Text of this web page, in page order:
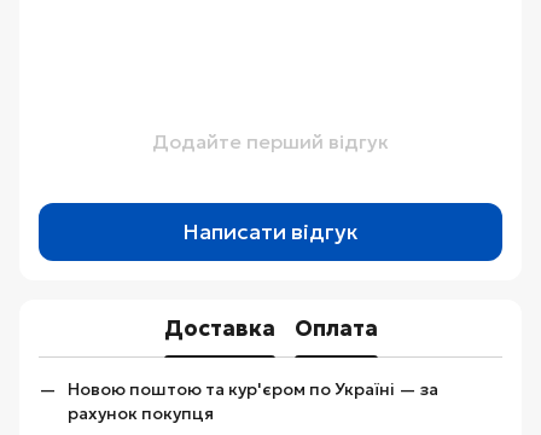
Додайте перший відгук
Написати відгук
Доставка Оплата
Новою поштою та кур'єром по Україні — за
рахунок покупця